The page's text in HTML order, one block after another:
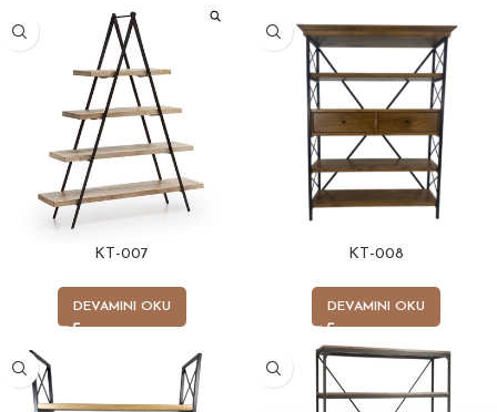
KT-007
DEVAMINI OKU
KT-008
DEVAMINI OKU